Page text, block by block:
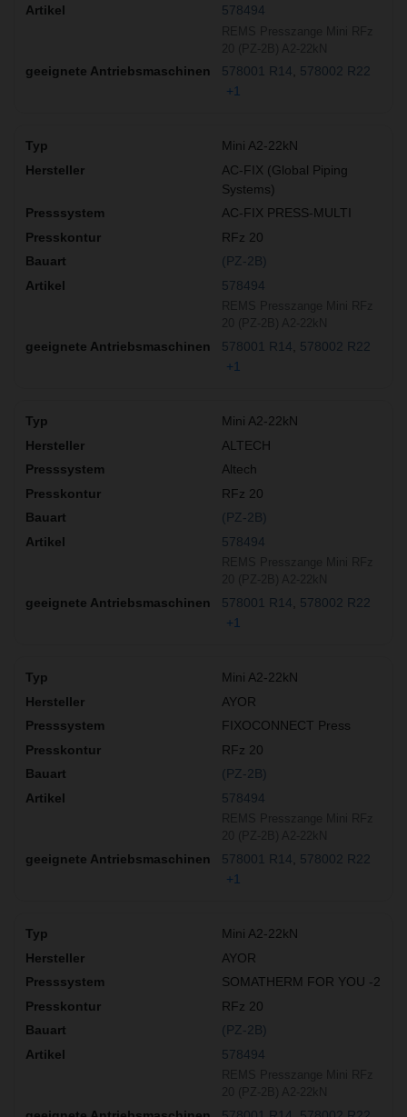
578494
578001 R14
578002 R22
+1
Mini A2-22kN
AC-FIX (Global Piping
Systems)
AC-FIX PRESS-MULTI
RFz 20
(PZ-2B)
578494
578001 R14
578002 R22
+1
Mini A2-22kN
ALTECH
Altech
RFz 20
(PZ-2B)
578494
578001 R14
578002 R22
+1
Mini A2-22kN
AYOR
FIXOCONNECT Press
RFz 20
(PZ-2B)
578494
578001 R14
578002 R22
+1
Mini A2-22kN
AYOR
SOMATHERM FOR YOU -2
RFz 20
(PZ-2B)
578494